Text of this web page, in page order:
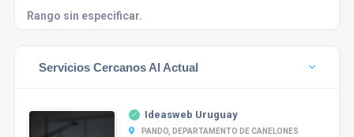
Rango sin especificar.
Servicios Cercanos Al Actual
Ideasweb Uruguay
PANDO, DEPARTAMENTO DE CANELONES